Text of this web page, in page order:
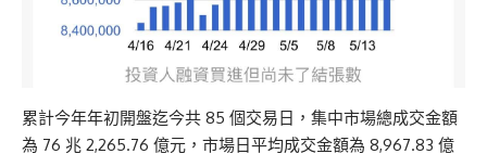
累計今年年初開盤迄今共 85 個交易日，集中市場總成交金額
為 76 兆 2,265.76 億元，市場日平均成交金額為 8,967.83 億